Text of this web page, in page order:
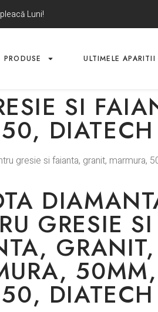
Luni!
PRODUSE ULTIMELE APARITII
SI
DIATECH
gresie si faianta, granit, marmura,
GRESIE SI
GRANIT,
50MM,
DIATECH